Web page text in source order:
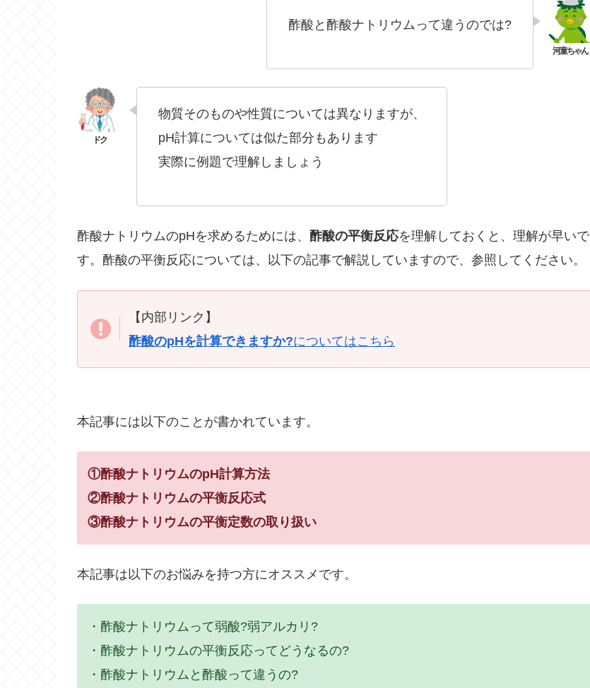
酢酸と酢酸ナトリウムって違うのでは?
物質そのものや性質については異なりますが、
pH計算については似た部分もあります
実際に例題で理解しましょう
酢酸ナトリウムのpHを求めるためには、 酢酸の平衡反応を理解しておくと、理解が早いで
す。酢酸の平衡反応については、以下の記事で解説していますので、参照してください。
【内部リンク】
酢酸のpHを計算できますか?についてはこちら
本記事には以下のことが書かれています。
①酢酸ナトリウムのpH計算方法
②酢酸ナトリウムの平衡反応式
③酢酸ナトリウムの平衡定数の取り扱い
本記事は以下のお悩みを持つ方にオススメです。
・酢酸ナトリウムって弱酸?弱アルカリ?
・酢酸ナトリウムの平衡反応ってどうなるの?
・酢酸ナトリウムと酢酸って違うの?